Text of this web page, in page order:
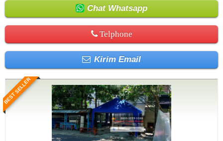
Chat Whatsapp
Telphone
Kirim Email
BEST SELLER